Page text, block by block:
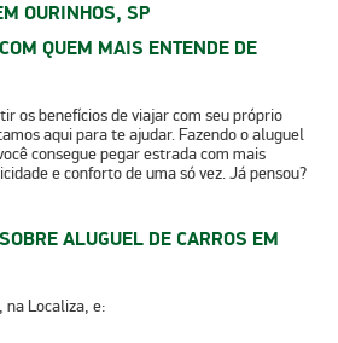
OURINHOS, SP
QUEM MAIS ENTENDE DE
os benefícios de viajar com seu próprio
aqui para te ajudar. Fazendo oaluguel
consegue pegar estrada com mais
e conforto de uma só vez. Já pensou?
ALUGUEL DE CARROS EM
na Localiza, e: